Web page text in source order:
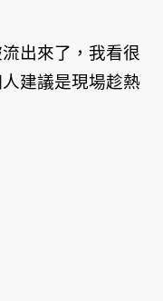
出來了，我看很
建議是現場趁熱